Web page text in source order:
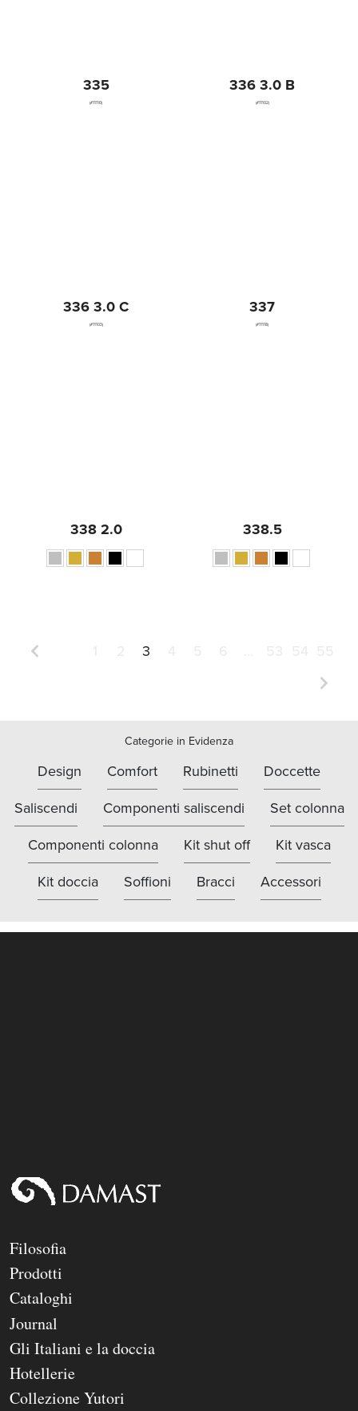
335
(#11110)
336 3.0 B
(#11102)
336 3.0 C
(#11103)
337
(#11118)
338 2.0 338.5
3
Categorie in Evidenza
Design Comfort Rubinetti Doccette
Saliscendi Componenti saliscendi Set colonna
Componenti colonna Kit shut off Kit vasca
Kit doccia Soffioni Bracci Accessori
Filosofia
Prodotti
Cataloghi
Journal
Gli Italiani e la doccia
Hotellerie
Collezione Yutori